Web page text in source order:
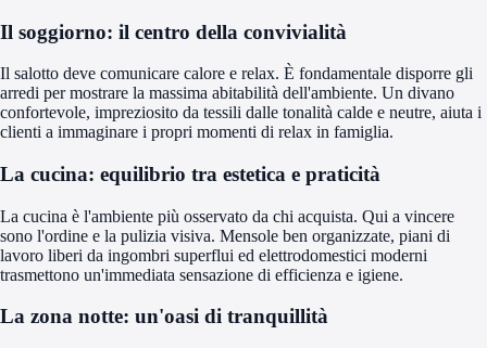
Il soggiorno: il centro della convivialità
Il salotto deve comunicare calore e relax. È fondamentale disporre gli
arredi per mostrare la massima abitabilità dell'ambiente. Un divano
confortevole, impreziosito da tessili dalle tonalità calde e neutre, aiuta i
clienti a immaginare i propri momenti di relax in famiglia.
La cucina: equilibrio tra estetica e praticità
La cucina è l'ambiente più osservato da chi acquista. Qui a vincere
sono l'ordine e la pulizia visiva. Mensole ben organizzate, piani di
lavoro liberi da ingombri superflui ed elettrodomestici moderni
trasmettono un'immediata sensazione di efficienza e igiene.
La zona notte: un'oasi di tranquillità